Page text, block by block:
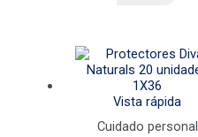
Vista rápida
Cuidado personal